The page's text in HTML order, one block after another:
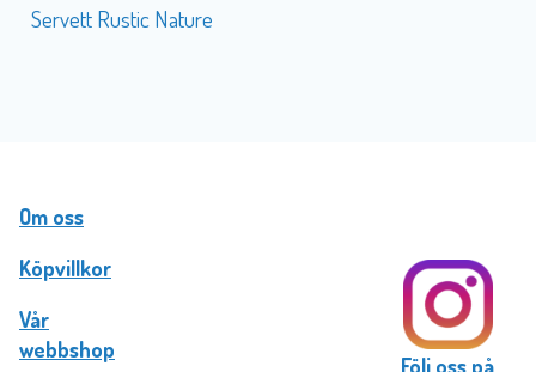
Servett Rustic Nature
Om oss
Köpvillkor
Vår
webbshop
Följ oss på